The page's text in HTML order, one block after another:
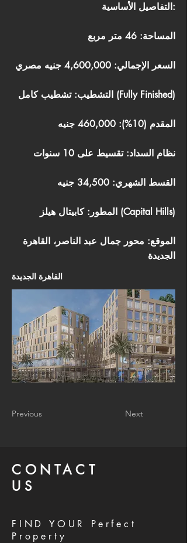
التفاصيل الأساسية:
المساحة: 46 متر مربع
السعر الإجمالي: 4,600,000 جنيه مصري
التشطيب: تشطيب كامل (Fully Finished)
المقدم (10%): 460,000 جنيه
نظام السداد: تقسيط على 10 سنوات
القسط الشهري: 34,500 جنيه
المطور: كابيتال هيلز (Capital Hills)
الموقع: محور جمال عبد الناصر، القاهرة
الجديدة
القاهرة الجديدة
Previous Next
CONTACT
US
FIND YOUR Perfect
Property